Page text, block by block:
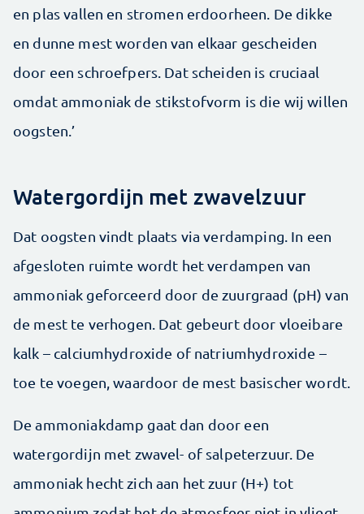
en plas vallen en stromen erdoorheen. De dikke
en dunne mest worden van elkaar gescheiden
door een schroefpers. Dat scheiden is cruciaal
omdat ammoniak de stikstofvorm is die wij willen
oogsten.’
Watergordijn met zwavelzuur
Dat oogsten vindt plaats via verdamping. In een
afgesloten ruimte wordt het verdampen van
ammoniak geforceerd door de zuurgraad (pH) van
de mest te ver­hogen. Dat gebeurt door vloeibare
kalk – calciumhydroxide of natriumhydroxide –
toe te voegen, waardoor de mest basischer wordt.
De ammoniakdamp gaat dan door een
watergordijn met zwavel- of salpeterzuur. De
ammoniak hecht zich aan het zuur (H+) tot